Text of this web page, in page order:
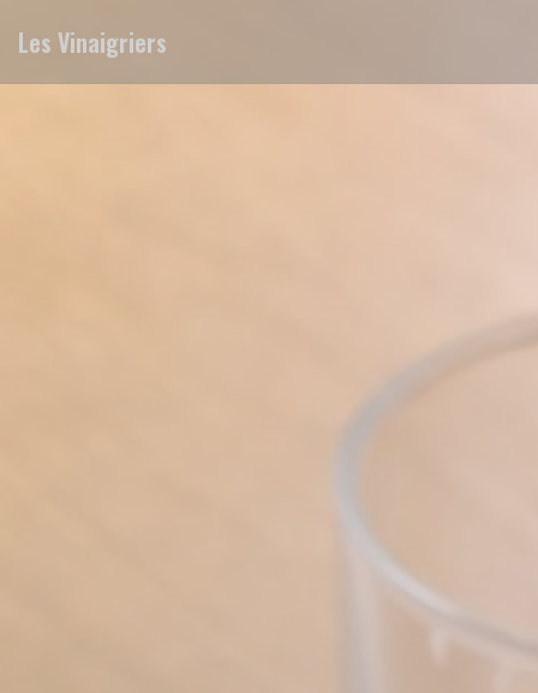
Les Vinaigriers